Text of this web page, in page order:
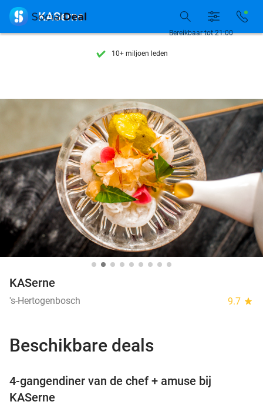
7 dagen per week beschikbaar
10+ miljoen leden
7 dagen per week beschikbaar
10+ miljoen leden
Bereikbaar tot 21:00
 KASerne
KASerne
's-Hertogenbosch 9.7 star
Beschikbare deals
4-gangendiner van de chef + amuse bij
KASerne